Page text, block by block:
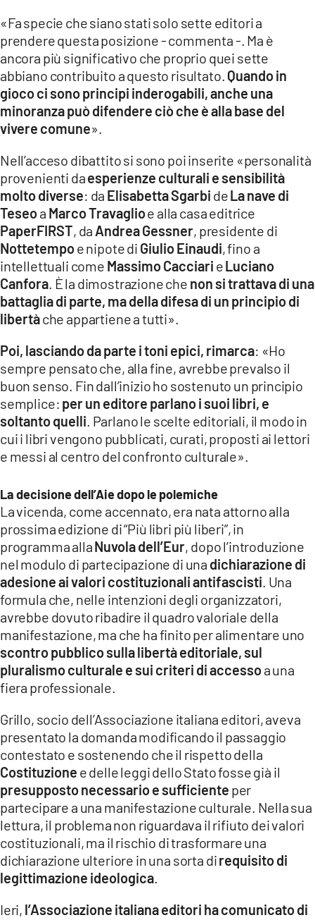
«Fa specie che siano stati solo sette editori a
prendere questa posizione - commenta -. Ma è
ancora più significativo che proprio quei sette
abbiano contribuito a questo risultato. Quando in
gioco ci sono principi inderogabili, anche una
minoranza può difendere ciò che è alla base del
vivere comune».
Nell’acceso dibattito si sono poi inserite «personalità
provenienti daesperienze culturali e sensibilità
molto diverse: da Elisabetta Sgarbi deLa nave di
Teseoa Marco Travaglioe alla casa editrice
PaperFIRST, da Andrea Gessner, presidente di
Nottetempoe nipote di Giulio Einaudi, fino a
intellettuali come Massimo Cacciari eLuciano
Canfora . È la dimostrazione che non si trattava di una
battaglia di parte, ma della difesa di un principio di
libertàche appartiene a tutti».
Poi, lasciando da parte i toni epici, rimarca: «Ho
sempre pensato che, alla fine, avrebbe prevalso il
buon senso. Fin dall’inizio ho sostenuto un principio
semplice: per un editore parlano i suoi libri, e
soltanto quelli . Parlano le scelte editoriali, il modo in
cui i libri vengono pubblicati, curati, proposti ai lettori
e messi al centro del confronto culturale».
La decisione dell’Aie dopo le polemiche
La vicenda, come accennato, era nata attorno alla
prossima edizione di “Più libri più liberi”, in
programma allaNuvola dell’Eur, dopo l’introduzione
nel modulo di partecipazione di una dichiarazione di
adesione ai valori costituzionali antifascisti . Una
formula che, nelle intenzioni degli organizzatori,
avrebbe dovuto ribadire il quadro valoriale della
manifestazione, ma che ha finito per alimentare uno
scontro pubblico sulla libertà editoriale, sul
pluralismo culturale e sui criteri di accessoa una
fiera professionale.
Grillo, socio dell’Associazione italiana editori, aveva
presentato la domanda modificando il passaggio
contestato e sostenendo che il rispetto della
Costituzione e delle leggi dello Stato fosse già il
presupposto necessario e sufficiente per
partecipare a una manifestazione culturale. Nella sua
lettura, il problema non riguardava il rifiuto dei valori
costituzionali, ma il rischio di trasformare una
dichiarazione ulteriore in una sorta direquisito di
legittimazione ideologica
Ieri, l’Associazione italiana editori ha comunicato di